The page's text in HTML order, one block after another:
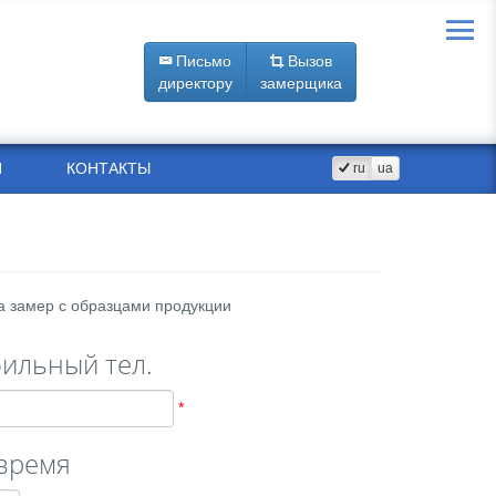
Письмо
директору
Вызов
замерщика
КОНТАКТЫ ru ua
с образцами продукции
тел.